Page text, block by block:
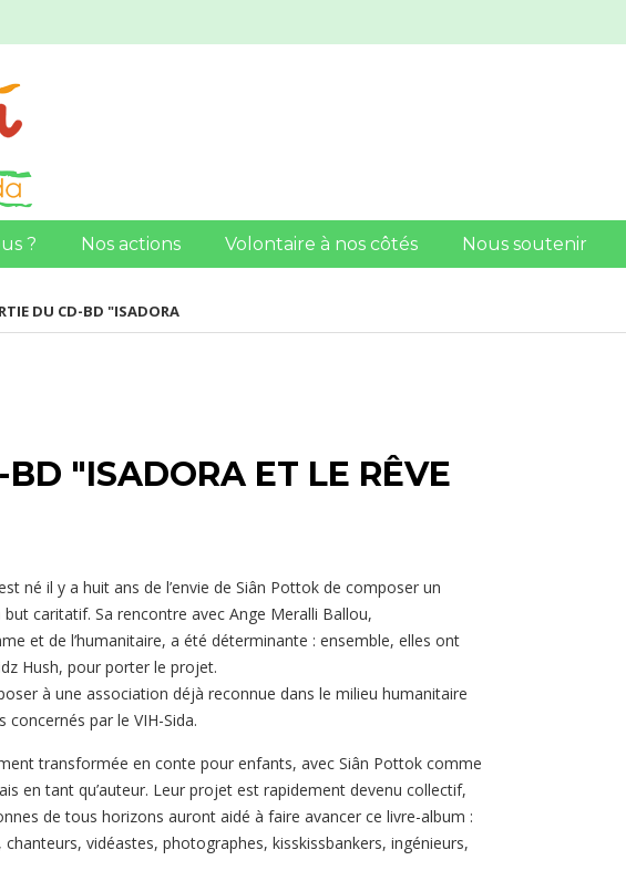
? Nos actions Volontaire à nos côtés Nous soutenir
DU CD-BD "ISADORA
"ISADORA ET LE RÊVE
né il y a huit ans de l’envie de Siân Pottok de composer un
caritatif. Sa rencontre avec Ange Meralli Ballou,
et de l’humanitaire, a été déterminante : ensemble, elles ont
Hush, pour porter le projet.
à une association déjà reconnue dans le milieu humanitaire
par le VIH-Sida.
transformée en conte pour enfants, avec Siân Pottok comme
en tant qu’auteur. Leur projet est rapidement devenu collectif,
de tous horizons auront aidé à faire avancer ce livre-album :
vidéastes, photographes, kisskissbankers, ingénieurs,